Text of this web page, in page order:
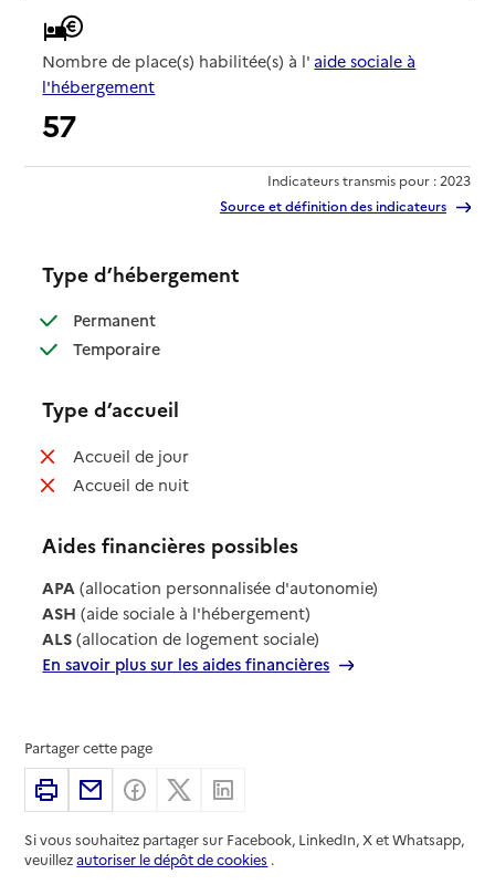
Nombre de place(s) habilitée(s) à l' aide sociale à
l'hébergement
57
Indicateurs transmis pour : 2023
Source et définition des indicateurs
Type d’hébergement
Permanent: disponible
Temporaire: disponible
Type d’accueil
Accueil de jour: non disponible
Accueil de nuit: non disponible
Aides financières possibles
APA (allocation personnalisée d'autonomie)
ASH (aide sociale à l'hébergement)
ALS (allocation de logement sociale)
En savoir plus sur les aides financières
Partager cette page
ImprimerPartager par email
Partager sur Facebook
Partager sur X
Si vous souhaitez partager sur Facebook, LinkedIn, X et Whatsapp,
veuillezautoriser le dépôt de cookies .